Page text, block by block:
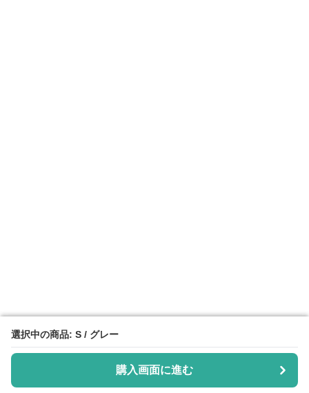
選択中の商品: S / グレー
購入画面に進む
選択中の商品: S / グレー
購入画面に進む